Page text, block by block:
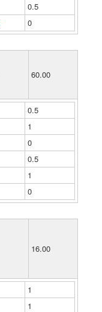
0.5
0
60.00
0.5
1
0
0.5
1
0
16.00
1
1